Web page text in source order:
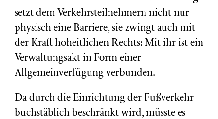
setzt dem Verkehrsteilnehmern nicht nur
physisch eine Barriere, sie zwingt auch mit
der Kraft hoheitlichen Rechts: Mit ihr ist ein
Verwaltungsakt in Form einer
Allgemeinverfügung verbunden.
Da durch die Einrichtung der Fußverkehr
buchstäblich beschränkt wird, müsste es